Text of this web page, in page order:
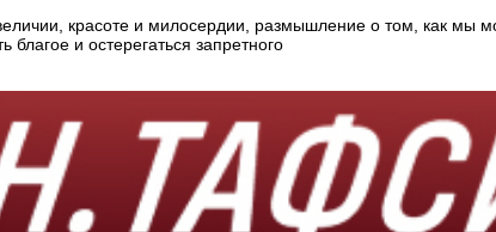
красоте и милосердии, размышление о том, как мы
и остерегаться запретного